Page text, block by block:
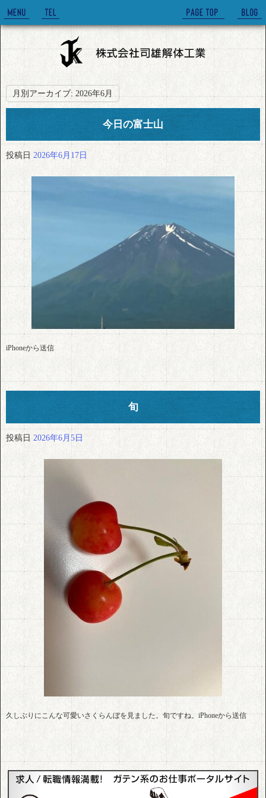
月別アーカイブ: 2026年6月
今日の富士山
投稿日 2026年6月17日
iPhoneから送信
旬
投稿日 2026年6月5日
久しぶりにこんな可愛いさくらんぼを見ました。旬ですね。iPhoneから送信